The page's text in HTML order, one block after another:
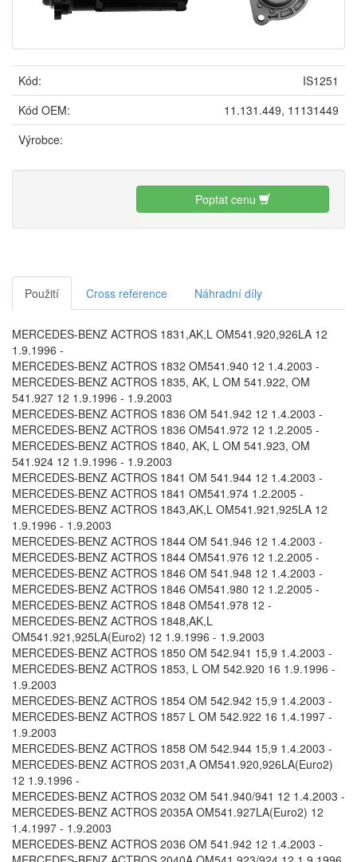
Kód:
IS1251
Kód OEM:
11.131.449, 11131449
Výrobce:
Poptat cenu
Použití Cross reference Náhradní díly
MERCEDES-BENZ ACTROS 1831,AK,L OM541.920,926LA 12
1.9.1996 -
MERCEDES-BENZ ACTROS 1832 OM541.940 12 1.4.2003 -
MERCEDES-BENZ ACTROS 1835, AK, L OM 541.922, OM
541.927 12 1.9.1996 - 1.9.2003
MERCEDES-BENZ ACTROS 1836 OM 541.942 12 1.4.2003 -
MERCEDES-BENZ ACTROS 1836 OM541.972 12 1.2.2005 -
MERCEDES-BENZ ACTROS 1840, AK, L OM 541.923, OM
541.924 12 1.9.1996 - 1.9.2003
MERCEDES-BENZ ACTROS 1841 OM 541.944 12 1.4.2003 -
MERCEDES-BENZ ACTROS 1841 OM541.974 1.2.2005 -
MERCEDES-BENZ ACTROS 1843,AK,L OM541.921,925LA 12
1.9.1996 - 1.9.2003
MERCEDES-BENZ ACTROS 1844 OM 541.946 12 1.4.2003 -
MERCEDES-BENZ ACTROS 1844 OM541.976 12 1.2.2005 -
MERCEDES-BENZ ACTROS 1846 OM 541.948 12 1.4.2003 -
MERCEDES-BENZ ACTROS 1846 OM541.980 12 1.2.2005 -
MERCEDES-BENZ ACTROS 1848 OM541.978 12 -
MERCEDES-BENZ ACTROS 1848,AK,L
OM541.921,925LA(Euro2) 12 1.9.1996 - 1.9.2003
MERCEDES-BENZ ACTROS 1850 OM 542.941 15,9 1.4.2003 -
MERCEDES-BENZ ACTROS 1853, L OM 542.920 16 1.9.1996 -
1.9.2003
MERCEDES-BENZ ACTROS 1854 OM 542.942 15,9 1.4.2003 -
MERCEDES-BENZ ACTROS 1857 L OM 542.922 16 1.4.1997 -
1.9.2003
MERCEDES-BENZ ACTROS 1858 OM 542.944 15,9 1.4.2003 -
MERCEDES-BENZ ACTROS 2031,A OM541.920,926LA(Euro2)
12 1.9.1996 -
MERCEDES-BENZ ACTROS 2032 OM 541.940/941 12 1.4.2003 -
MERCEDES-BENZ ACTROS 2035A OM541.927LA(Euro2) 12
1.4.1997 - 1.9.2003
MERCEDES-BENZ ACTROS 2036 OM 541.942 12 1.4.2003 -